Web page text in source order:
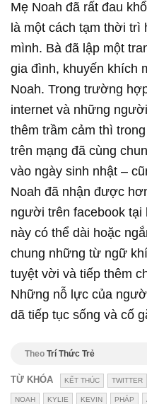
Mẹ Noah đã rất đau
là một cách tạm thời trì
mình. Bà đã lập một
gia đình, khuyến khích
Noah. Trong trường
internet và những
thêm trầm cảm thì
trên mạng đã cùng
vào ngày sinh nhật –
Noah đã nhận được
người trên facebook
này có thể dài hoặc
chung những từ ngữ
tuyệt vời và tiếp thêm
Những nỗ lực của
dã tiếp tục sống và cố
Theo Trí Thức Trẻ
TỪ KHÓA KẾT THÚC TWITTER
NOAH KYLIE KEVIN PHÁP